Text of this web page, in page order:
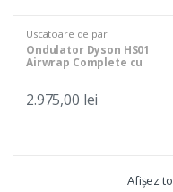
Uscatoare de par
Ondulator Dyson HS01
Airwrap Complete cu
de viteza si temperatura,
2.975,00 lei
Afișez